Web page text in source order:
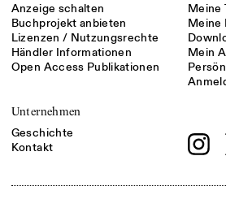
Anzeige schalten
Buchprojekt anbieten
Lizenzen / Nutzungsrechte
Händler Informationen
Open Access Publikationen
Meine
Meine
Mein
Unternehmen
Geschichte
Kontakt